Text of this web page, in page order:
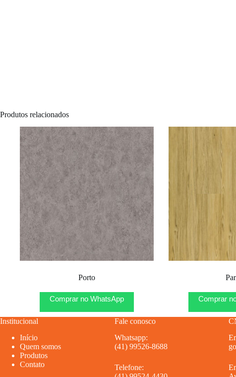
Produtos relacionados
Porto
Comprar no WhatsApp Comprar
Institucional
Início
Quem somos
Produtos
Contato
Fale conosco
Whatsapp:
(41) 99526-8688
Telefone: